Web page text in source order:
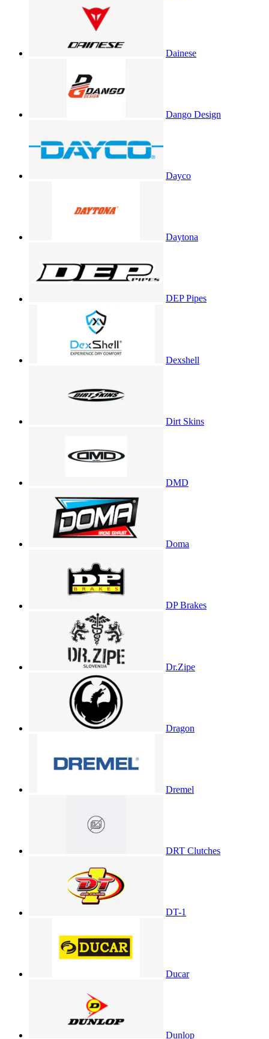
Dainese
Dango Design
Dayco
Daytona
DEP Pipes
Dexshell
Dirt Skins
DMD
Doma
DP Brakes
Dr.Zipe
Dragon
Dremel
DRT Clutches
DT-1
Ducar
Dunlop